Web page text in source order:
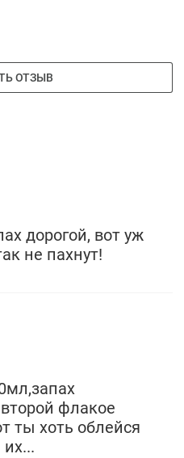
ОТЗЫВ
дорогой, вот уж
не пахнут!
флакое
ты хоть облейся